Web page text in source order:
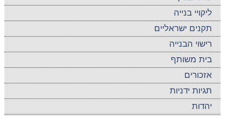
ליקויי בנייה
תקנים ישראליים
רישוי הבנייה
בית משותף
אזכורים
תגיות ידניות
יהדות